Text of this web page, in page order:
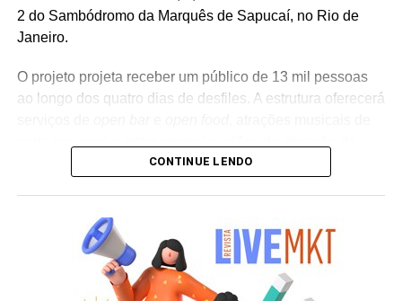
2 do Sambódromo da Marquês de Sapucaí, no Rio de
Janeiro.
O projeto projeta receber um público de 13 mil pessoas
ao longo dos quatro dias de desfiles. A estrutura oferecerá
marcas parceiras. “O Camarote Nº1 é um projeto que faz
uma experiência personalizada que nasce dolifestyle
cidade maravilhosa”, destaca Marcio Esher, sócio, diretor
de negócios e marketing da Holding Clube e gestor do
CONTINUE LENDO